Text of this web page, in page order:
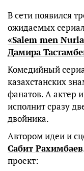
В сети появился
ожидаемых
«Salem men
Дамира
Комедийный
казахстанских
фанатов. А актер
исполнит сразу
двойника.
Автором идеи и
Сабит Рахимбаев
проект: